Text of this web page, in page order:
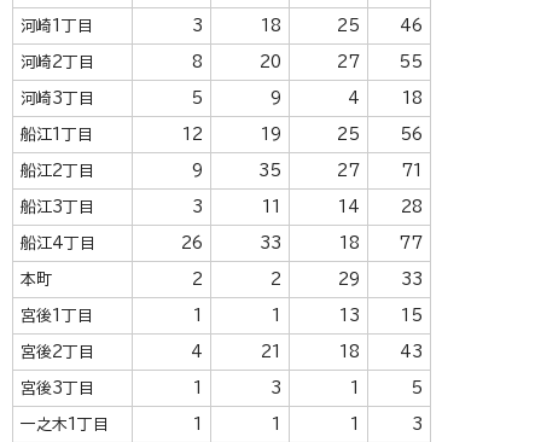
河崎1丁目 3 18 25 46
河崎2丁目 8 20 27 55
河崎3丁目 5 9 4 18
船江1丁目 12 19 25 56
船江2丁目 9 35 27 71
船江3丁目 3 14 28
船江4丁目 26 33 18 77
本町 2 2 29 33
宮後1丁目 13 15
宮後2丁目 4 21 18 43
宮後3丁目 3 5
一之木1丁目 3